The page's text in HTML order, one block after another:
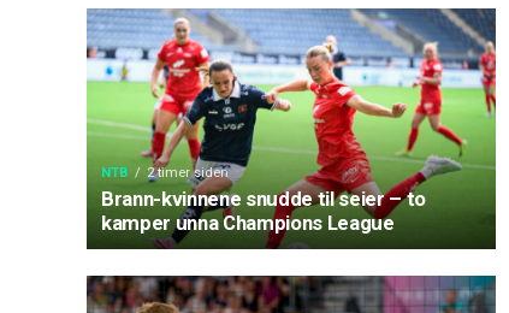
NTB 2 timer siden
Brann-kvinnene snudde til seier – to
kamper unna Champions League